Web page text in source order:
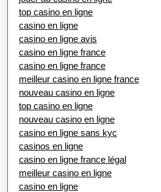
top casino en ligne
casino en ligne
casino en ligne avis
casino en ligne france
casino en ligne france
meilleur casino en ligne france
nouveau casino en ligne
top casino en ligne
nouveau casino en ligne
casino en ligne sans kyc
casinos en ligne
casino en ligne france légal
meilleur casino en ligne
casino en ligne